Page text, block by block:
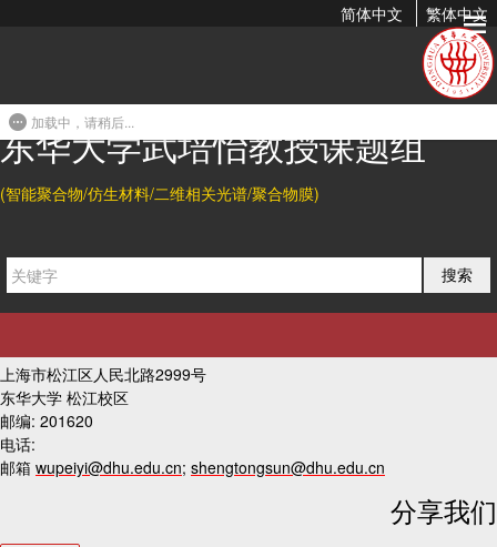
简体中文 繁体中文
东华大学武培怡教授课题组
(智能聚合物/仿生材料/二维相关光谱/聚合物膜)
搜索
2022-10-15 10:29
上一篇
友情链接
上海市松江区人民北路2999号
东华大学 松江校区
邮编: 201620
电话:
邮箱 wupeiyi@dhu.edu.cn; shengtongsun@dhu.edu.cn
分享我们
加载中，请稍后...